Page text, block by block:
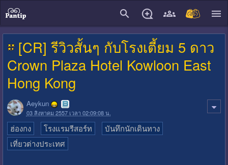
[CR] รีวิวสั้นๆ กับโรงเตี้ยม 5 ดาว
Crown Plaza Hotel Kowloon East
Hong Kong
Aeykun
03 สิงหาคม 2557 เวลา 02:09:08 น.
ฮ่องกง โรงแรมรีสอร์ท
บันทึกนักเดินทาง
เที่ยวต่างประเทศ
close